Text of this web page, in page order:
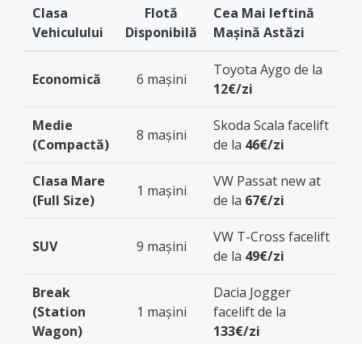
Clasa
Vehiculului
Flotă
Disponibilă
Cea Mai Ieftină
Mașină Astăzi
Economică 6 mașini
Toyota Aygo de la
12€/zi
Medie
(Compactă)
8 mașini
Skoda Scala facelift
de la 46€/zi
Clasa Mare
(Full Size)
1 mașini
VW Passat new at
de la 67€/zi
SUV 9 mașini
VW T-Cross facelift
de la 49€/zi
Break
(Station
Wagon)
1 mașini
Dacia Jogger
facelift de la
133€/zi